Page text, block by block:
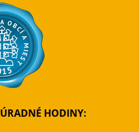
ÚRADNÉ HODINY: